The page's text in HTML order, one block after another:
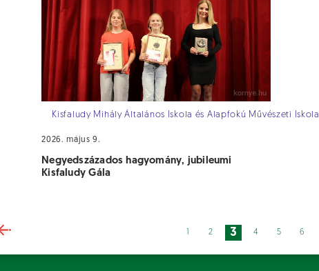
Kisfaludy Mihály Általános Iskola és Alapfokú Művészeti Iskola
2026. május 9.
Negyedszázados hagyomány, jubileumi
Kisfaludy Gála
2 3 4 5 6